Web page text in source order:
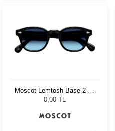
Moscot Lemtosh Base 2 46
Black Denim Blue
0,00 TL